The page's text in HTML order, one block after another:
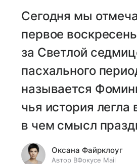
Сегодня мы
первое
за Светлой
пасхального
называется
чья история легла
в чем смысл
Оксана Файрклоуг
Автор ВФокусе Mail